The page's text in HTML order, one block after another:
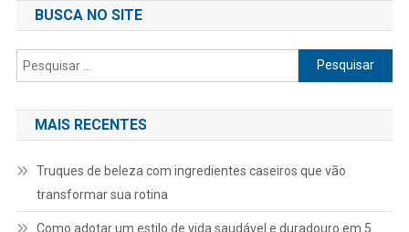
posts
BUSCA NO SITE
Pesquisar
por:
MAIS RECENTES
Truques de beleza com ingredientes caseiros que vão
transformar sua rotina
Como adotar um estilo de vida saudável e duradouro em 5